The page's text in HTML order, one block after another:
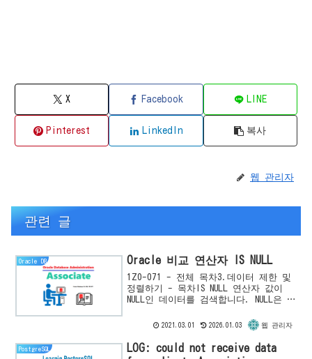
X Facebook LINE
Pinterest LinkedIn 복사
웹 관리자
관련 글
Oracle DB Oracle 비교 연산자 IS NULL
1Z0-071 - 전체 목차3.데이터 제한 및
정렬하기 - 목차IS NULL 연산자 값이
NULL인 데이터를 검색합니다. NULL은 값
할 수 없기 때문에 = 을 사용하여 검색
2021.03.01 2026.01.03 웹 관리자
PostgreSQL
LOG: could not receive data